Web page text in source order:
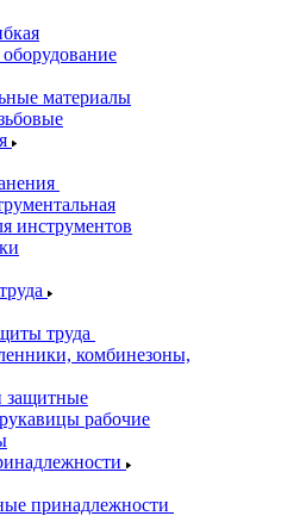
материалы
инструментов
труда
комбинезоны,
защитные
рабочие
принадлежности